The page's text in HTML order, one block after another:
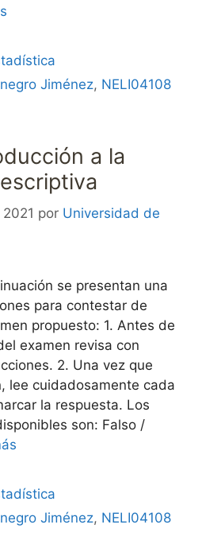
Jiménez, NELI04108
a la
por Universidad de
se presentan una
para contestar de
propuesto: 1. Antes de
examen revisa con
2. Una vez que
lee cuidadosamente cada
la respuesta. Los
son: Falso /
Jiménez, NELI04108